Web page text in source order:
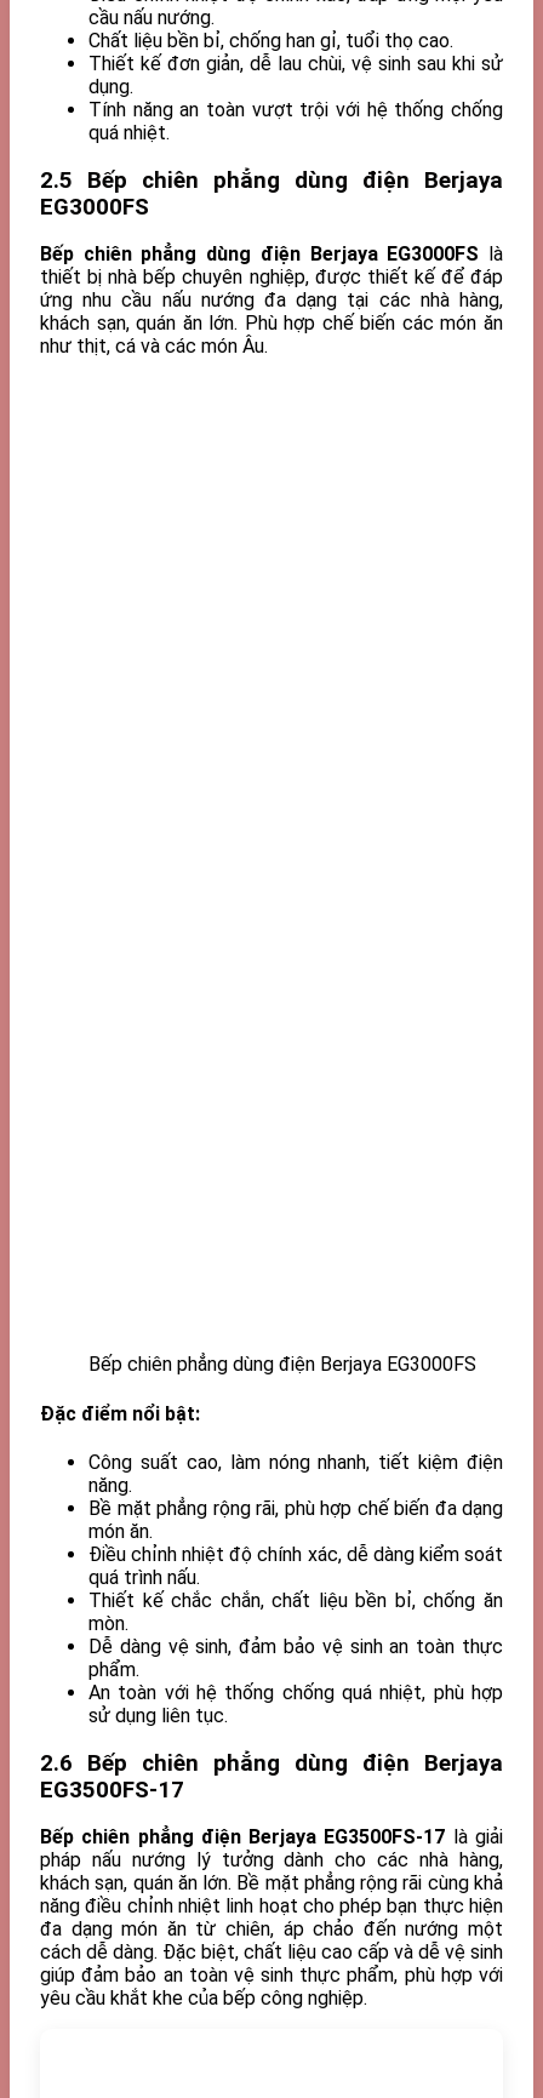
cầu nấu nướng.
Chất liệu bền bỉ, chống han gỉ, tuổi thọ cao.
Thiết kế đơn giản, dễ lau chùi, vệ sinh sau khi sử
dụng.
Tính năng an toàn vượt trội với hệ thống chống
quá nhiệt.
2.5 Bếp chiên phẳng dùng điện Berjaya
EG3000FS
Bếp chiên phẳng dùng điện Berjaya EG3000FS là
thiết bị nhà bếp chuyên nghiệp, được thiết kế để đáp
ứng nhu cầu nấu nướng đa dạng tại các nhà hàng,
khách sạn, quán ăn lớn. Phù hợp chế biến các món ăn
như thịt, cá và các món Âu.
Bếp chiên phẳng dùng điện Berjaya EG3000FS
Đặc điểm nổi bật:
Công suất cao, làm nóng nhanh, tiết kiệm điện
năng.
Bề mặt phẳng rộng rãi, phù hợp chế biến đa dạng
món ăn.
Điều chỉnh nhiệt độ chính xác, dễ dàng kiểm soát
quá trình nấu.
Thiết kế chắc chắn, chất liệu bền bỉ, chống ăn
mòn.
Dễ dàng vệ sinh, đảm bảo vệ sinh an toàn thực
phẩm.
An toàn với hệ thống chống quá nhiệt, phù hợp
sử dụng liên tục.
2.6 Bếp chiên phẳng dùng điện Berjaya
EG3500FS-17
Bếp chiên phẳng điện Berjaya EG3500FS-17 là giải
pháp nấu nướng lý tưởng dành cho các nhà hàng,
khách sạn, quán ăn lớn. Bề mặt phẳng rộng rãi cùng khả
năng điều chỉnh nhiệt linh hoạt cho phép bạn thực hiện
đa dạng món ăn từ chiên, áp chảo đến nướng một
cách dễ dàng. Đặc biệt, chất liệu cao cấp và dễ vệ sinh
giúp đảm bảo an toàn vệ sinh thực phẩm, phù hợp với
yêu cầu khắt khe của bếp công nghiệp.